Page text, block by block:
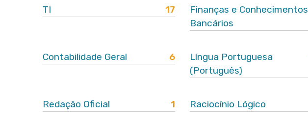
TI 17
Finanças e Conhecimentos
Bancários
Contabilidade Geral 6
Língua Portuguesa
(Português)
Redação Oficial 1 Raciocínio Lógico